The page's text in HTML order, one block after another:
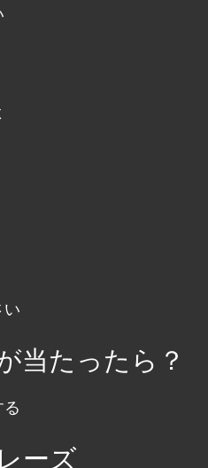
い
当たったら？
ーズ